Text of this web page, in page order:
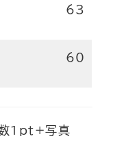
63
60
数1pt+写真